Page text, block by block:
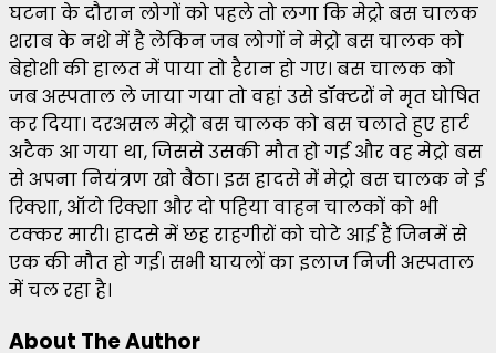
घटना के दौरान लोगों को पहले तो लगा कि मेट्रो बस चालक
शराब के नशे में है लेकिन जब लोगों ने मेट्रो बस चालक को
बेहोशी की हालत में पाया तो हैरान हो गए। बस चालक को
जब अस्पताल ले जाया गया तो वहां उसे डॉक्टरों ने मृत घोषित
कर दिया। दरअसल मेट्रो बस चालक को बस चलाते हुए हार्ट
अटैक आ गया था, जिससे उसकी मौत हो गई और वह मेट्रो बस
से अपना नियंत्रण खो बैठा। इस हादसे में मेट्रो बस चालक ने ई
रिक्शा, ऑटो रिक्शा और दो पहिया वाहन चालकों को भी
टक्कर मारी। हादसे में छह राहगीरों को चोटे आई हैं जिनमें से
एक की मौत हो गई। सभी घायलों का इलाज निजी अस्पताल
में चल रहा है।
About The Author